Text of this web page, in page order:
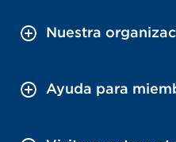
Nuestra
Ayuda para